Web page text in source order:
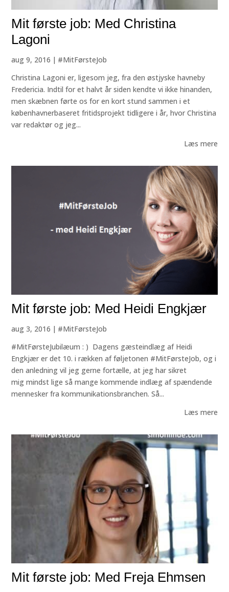
Mit første job: Med Christina
Lagoni
aug 9, 2016 | #MitFørsteJob
Christina Lagoni er, ligesom jeg, fra den østjyske havneby
Fredericia. Indtil for et halvt år siden kendte vi ikke hinanden,
men skæbnen førte os for en kort stund sammen i et
københavnerbaseret fritidsprojekt tidligere i år, hvor Christina
var redaktør og jeg...
Læs mere
Mit første job: Med Heidi Engkjær
aug 3, 2016 | #MitFørsteJob
#MitFørsteJubilæum : ) Dagens gæsteindlæg af Heidi
Engkjær er det 10. i rækken af føljetonen #MitFørsteJob, og i
den anledning vil jeg gerne fortælle, at jeg har sikret
mig mindst lige så mange kommende indlæg af spændende
mennesker fra kommunikationsbranchen. Så...
Læs mere
Mit første job: Med Freja Ehmsen